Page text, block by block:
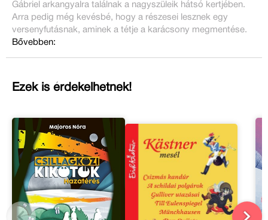
Gábriel arkangyalra találnak a nagyszüleik hátsó kertjében.
Arra pedig még kevésbé, hogy a részesei lesznek egy
versenyfutásnak, aminek a tétje a karácsony megmentése.
Bővebben:
Ezek is érdekelhetnek!